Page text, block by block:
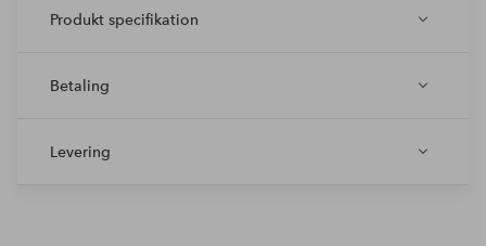
Produkt specifikation
Betaling
Levering